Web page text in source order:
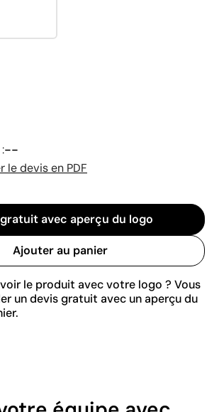
--
le devis en PDF
avec aperçu du logo
Ajouter au panier
le produit avec votre logo ? Vous
un devis gratuit avec un aperçu du